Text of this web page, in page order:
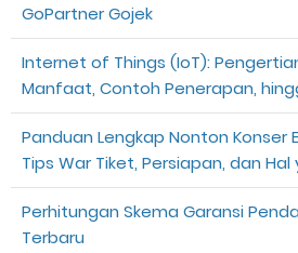
GoPartner Gojek
Internet of Things (IoT):
Manfaat, Contoh Penerapan,
Panduan Lengkap Nonton Konser
Tips War Tiket, Persiapan, dan
Perhitungan Skema Garansi
Terbaru